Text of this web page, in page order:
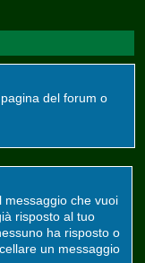
del forum o
messaggio che vuoi
risposto al tuo
ha risposto o
un messaggio